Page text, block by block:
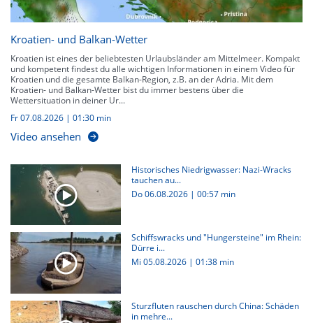
Kroatien- und Balkan-Wetter
Kroatien ist eines der beliebtesten Urlaubsländer am Mittelmeer. Kompakt
und kompetent findest du alle wichtigen Informationen in einem Video für
Kroatien und die gesamte Balkan-Region, z.B. an der Adria. Mit dem
Kroatien- und Balkan-Wetter bist du immer bestens über die
Wettersituation in deiner Ur...
Fr 07.08.2026 | 01:30 min
Video ansehen
Historisches Niedrigwasser: Nazi-Wracks
tauchen au...
Do 06.08.2026 |00:57 min
Schiffswracks und "Hungersteine" im Rhein:
Dürre i...
Mi 05.08.2026 |01:38 min
Sturzfluten rauschen durch China: Schäden
in mehre...